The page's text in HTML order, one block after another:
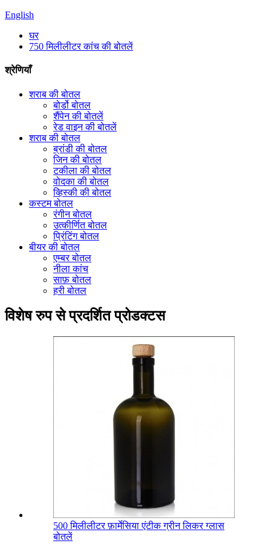
English
घर
750 मिलीलीटर कांच की बोतलें
श्रेणियाँ
शराब की बोतल
बोर्डो बोतल
शैंपेन की बोतलें
रेड वाइन की बोतलें
शराब की बोतल
ब्रांडी की बोतल
जिन की बोतल
टकीला की बोतल
वोदका की बोतल
व्हिस्की की बोतल
कस्टम बोतल
रंगीन बोतल
उत्कीर्णित बोतल
प्रिंटिंग बोतल
बीयर की बोतल
एम्बर बोतल
नीला कांच
साफ़ बोतल
हरी बोतल
विशेष रुप से प्रदर्शित प्रोडक्टस
500 मिलीलीटर फ़ार्मेसिया एंटीक ग्रीन लिकर ग्लास
बोतलें